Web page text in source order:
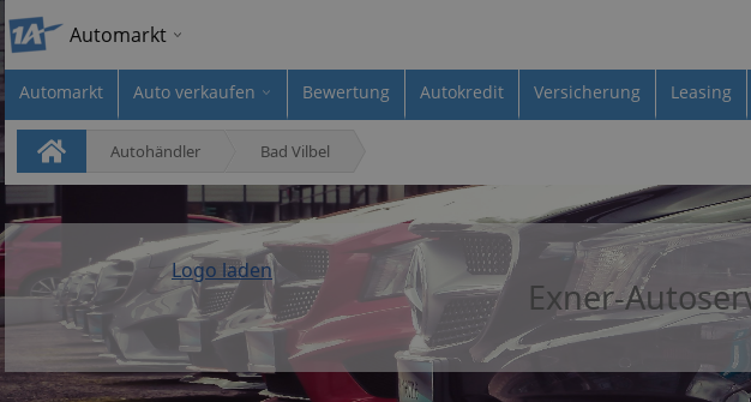
Automarkt
Automarkt Auto verkaufen Bewertung Autokredit Versicherung Leasing
Autohändler Bad Vilbel
Logo laden
Exner-